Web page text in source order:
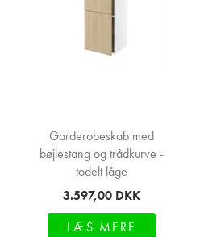
Garderobeskab med
bøjlestang og trådkurve -
todelt låge
3.597,00 DKK
LÆS MERE